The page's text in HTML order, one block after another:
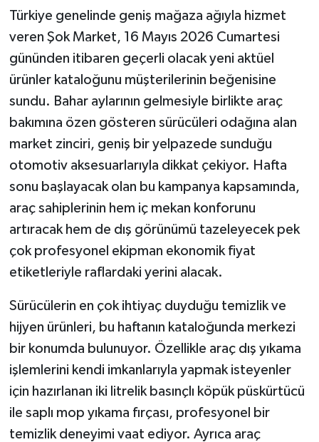
Türkiye genelinde geniş mağaza ağıyla hizmet
veren Şok Market, 16 Mayıs 2026 Cumartesi
gününden itibaren geçerli olacak yeni aktüel
ürünler kataloğunu müşterilerinin beğenisine
sundu. Bahar aylarının gelmesiyle birlikte araç
bakımına özen gösteren sürücüleri odağına alan
market zinciri, geniş bir yelpazede sunduğu
otomotiv aksesuarlarıyla dikkat çekiyor. Hafta
sonu başlayacak olan bu kampanya kapsamında,
araç sahiplerinin hem iç mekan konforunu
artıracak hem de dış görünümü tazeleyecek pek
çok profesyonel ekipman ekonomik fiyat
etiketleriyle raflardaki yerini alacak.
Sürücülerin en çok ihtiyaç duyduğu temizlik ve
hijyen ürünleri, bu haftanın kataloğunda merkezi
bir konumda bulunuyor. Özellikle araç dış yıkama
işlemlerini kendi imkanlarıyla yapmak isteyenler
için hazırlanan iki litrelik basınçlı köpük püskürtücü
ile saplı mop yıkama fırçası, profesyonel bir
temizlik deneyimi vaat ediyor. Ayrıca araç